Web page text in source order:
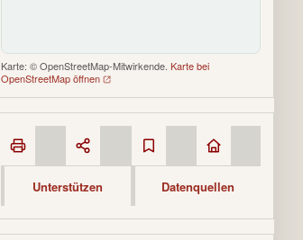
Karte: © OpenStreetMap-Mitwirkende. Karte bei
OpenStreetMap öffnen
Unterstützen Datenquellen